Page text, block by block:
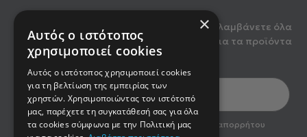
Κάντε εγγραφή στο newsletter μας για να λαμβάνετε όλα
τα τελευταία νέα, καθώς και προσφορές για τα προϊόντα
μας.
optin2Έχω διαβάσει και αποδέχομαι την πολιτική απορρήτου
του newsletter
×
Αυτός ο ιστότοπος
χρησιμοποιεί cookies
Αυτός ο ιστότοπος χρησιμοποιεί cookies
για τη βελτίωση της εμπειρίας των
χρηστών. Χρησιμοποιώντας τον ιστότοπό
μας, παρέχετε τη συγκατάθεσή σας για όλα
τα cookies σύμφωνα με την Πολιτική μας